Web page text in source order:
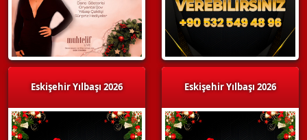
Eskişehir Yılbaşı 2026 Eskişehir Yılbaşı 2026